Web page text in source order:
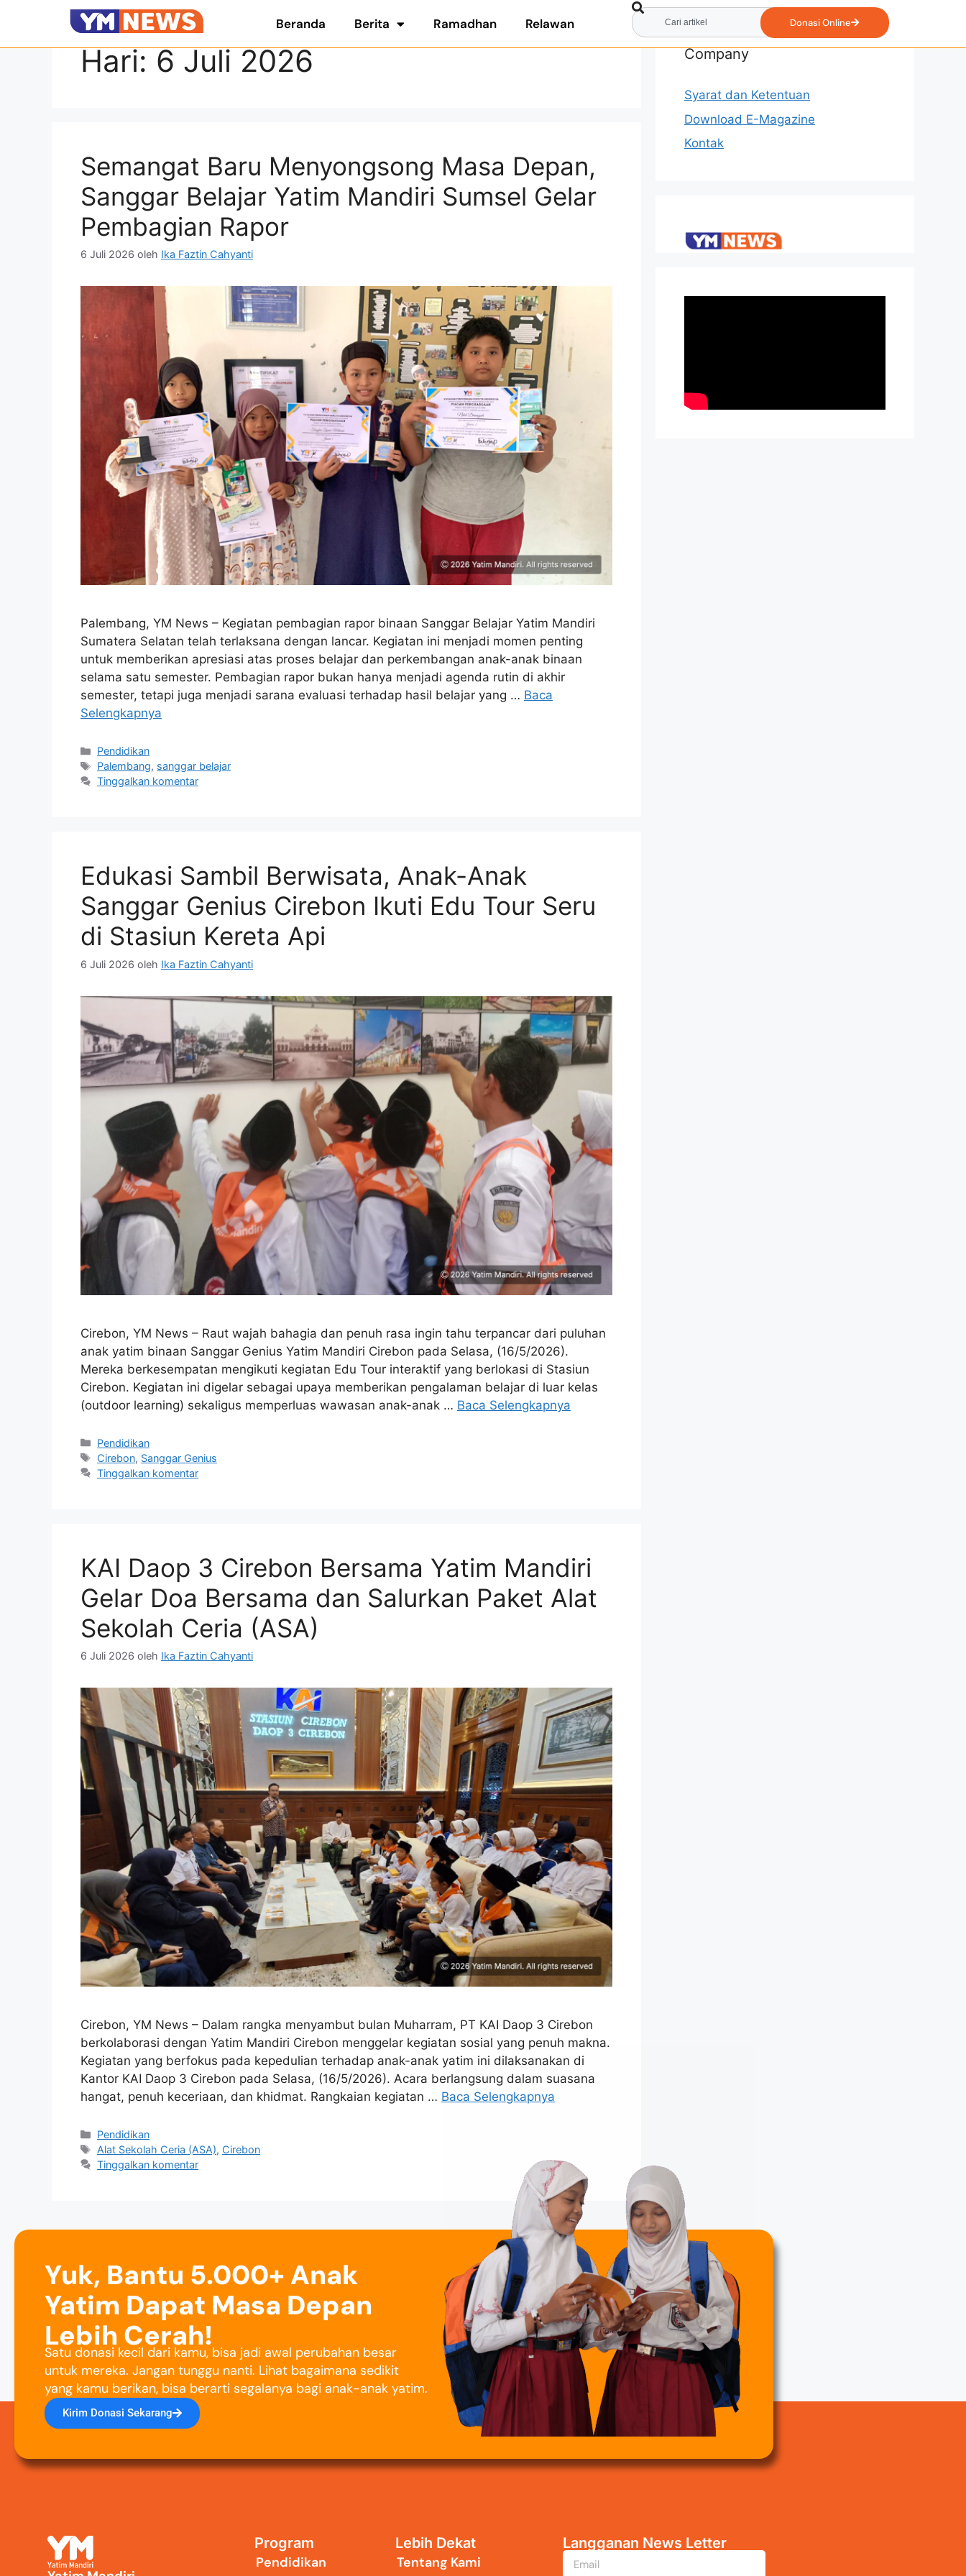
Beranda Berita Ramadhan Relawan Donasi Online
Hari:6 Juli 2026
Semangat Baru Menyongsong Masa Depan,
Sanggar Belajar Yatim Mandiri Sumsel Gelar
Pembagian Rapor
6 Juli 2026 oleh Ika Faztin Cahyanti
Palembang, YM News – Kegiatan pembagian rapor binaan Sanggar Belajar Yatim Mandiri
Sumatera Selatan telah terlaksana dengan lancar. Kegiatan ini menjadi momen penting
untuk memberikan apresiasi atas proses belajar dan perkembangan anak-anak binaan
selama satu semester. Pembagian rapor bukan hanya menjadi agenda rutin di akhir
semester, tetapi juga menjadi sarana evaluasi terhadap hasil belajar yang … Baca
Selengkapnya
Pendidikan
Palembang, sanggar belajar
Tinggalkan komentar
Edukasi Sambil Berwisata, Anak-Anak
Sanggar Genius Cirebon Ikuti Edu Tour Seru
di Stasiun Kereta Api
6 Juli 2026 oleh Ika Faztin Cahyanti
Cirebon, YM News – Raut wajah bahagia dan penuh rasa ingin tahu terpancar dari puluhan
anak yatim binaan Sanggar Genius Yatim Mandiri Cirebon pada Selasa, (16/5/2026).
Mereka berkesempatan mengikuti kegiatan Edu Tour interaktif yang berlokasi di Stasiun
Cirebon. Kegiatan ini digelar sebagai upaya memberikan pengalaman belajar di luar kelas
(outdoor learning) sekaligus memperluas wawasan anak-anak … Baca Selengkapnya
Pendidikan
Cirebon, Sanggar Genius
Tinggalkan komentar
KAI Daop 3 Cirebon Bersama Yatim Mandiri
Gelar Doa Bersama dan Salurkan Paket Alat
Sekolah Ceria (ASA)
6 Juli 2026 oleh Ika Faztin Cahyanti
Cirebon, YM News – Dalam rangka menyambut bulan Muharram, PT KAI Daop 3 Cirebon
berkolaborasi dengan Yatim Mandiri Cirebon menggelar kegiatan sosial yang penuh makna.
Kegiatan yang berfokus pada kepedulian terhadap anak-anak yatim ini dilaksanakan di
Kantor KAI Daop 3 Cirebon pada Selasa, (16/5/2026). Acara berlangsung dalam suasana
hangat, penuh keceriaan, dan khidmat. Rangkaian kegiatan … Baca Selengkapnya
Pendidikan
Alat Sekolah Ceria (ASA), Cirebon
Tinggalkan komentar
Company
Syarat dan Ketentuan
Download E-Magazine
Kontak
Yuk, Bantu 5.000+ Anak
Yatim Dapat Masa Depan
Lebih Cerah!
Satu donasi kecil dari kamu, bisa jadi awal perubahan besar
untuk mereka. Jangan tunggu nanti. Lihat bagaimana sedikit
yang kamu berikan, bisa berarti segalanya bagi anak-anak yatim.
Kirim Donasi Sekarang
Program
Pendidikan
Lebih Dekat
Tentang Kami
Langganan News Letter